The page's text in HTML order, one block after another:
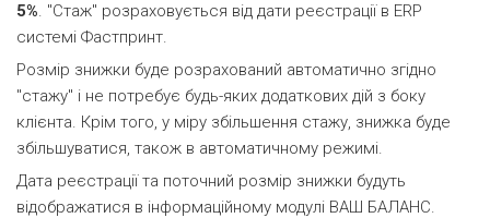
5%. "Стаж" розраховується від дати реєстрації в ERP
системі Фастпринт.
Розмір знижки буде розрахований автоматично згідно
"стажу" і не потребує будь-яких додаткових дій з боку
клієнта. Крім того, у міру збільшення стажу, знижка буде
збільшуватися, також в автоматичному режимі.
Дата реєстрації та поточний розмір знижки будуть
відображатися в інформаційному модулі ВАШ БАЛАНС.